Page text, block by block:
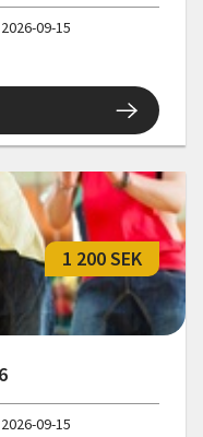
09-15
1 200 SEK
09-15